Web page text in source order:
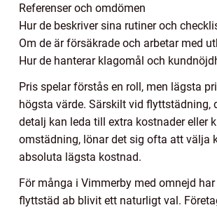
Referenser och omdömen
Hur de beskriver sina rutiner och
Om de är försäkrade och arbetar med
Hur de hanterar klagomål och
Pris spelar förstås en roll, men lägsta
högsta värde. Särskilt vid flyttstädning,
detalj kan leda till extra kostnader eller
omstädning, lönar det sig ofta att välja
absoluta lägsta kostnad.
För många i Vimmerby med omnejd har
flyttstäd ab blivit ett naturligt val.